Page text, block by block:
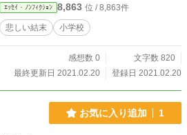
ｴｯｾｲ・ﾉﾝﾌｨｸｼｮﾝ 8,863 位 / 8,863件
悲しい結末 小学校
感想数 0
文字数 820
最終更新日 2021.02.20
登録日 2021.02.20
お気に入り追加 1